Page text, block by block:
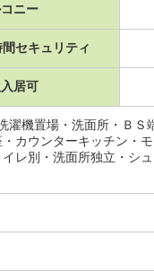
ニー
セキュリティ
居可
機置場・洗面所・ＢＳ
カウンターキッチン・
レ別・洗面所独立・シュ